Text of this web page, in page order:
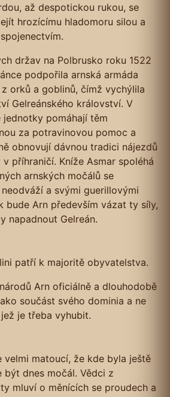
až despotickou rukou, se
hrozícímu hladomoru silou a
držav na Polbrusko roku 1522
podpořila arnská armáda
orků a goblinů, čímž vychýlila
Gelreánského království. V
jednotky pomáhají těm
za potravinovou pomoc a
obnovují dávnou tradici nájezdů
příhraničí. Kníže Asmar spoléhá
arnských močálů se
a svými guerillovými
bude Arn především vázat ty síly,
napadnout Gelreán.
patří k majoritě obyvatelstva.
Arn oficiálně a dlouhodobě
součást svého dominia a ne
je třeba vyhubit.
velmi matoucí, že kde byla ještě
být dnes močál. Vědci z
mluví o měnících se proudech a